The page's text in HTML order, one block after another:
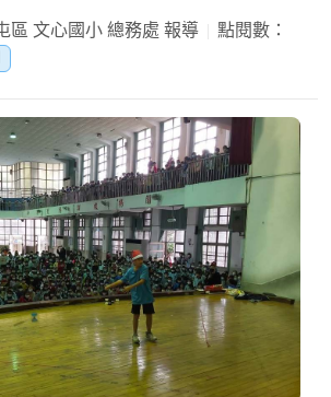
區 文心國小 總務處 報導
點閱數：